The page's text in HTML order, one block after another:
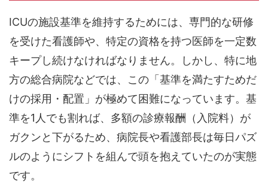
ICUの施設基準を維持するためには、専門的な研修
を受けた看護師や、特定の資格を持つ医師を一定数
キープし続けなければなりません。しかし、特に地
方の総合病院などでは、この「基準を満たすためだ
けの採用・配置」が極めて困難になっています。基
準を1人でも割れば、多額の診療報酬（入院料）が
ガクンと下がるため、病院長や看護部長は毎日パズ
ルのようにシフトを組んで頭を抱えていたのが実態
です。